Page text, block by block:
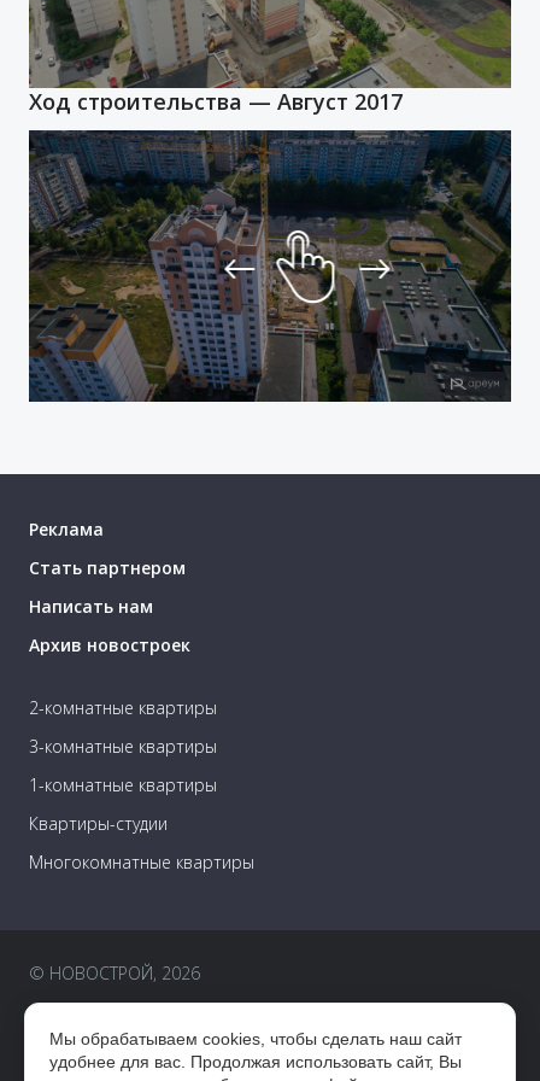
«Контакт» за Молодёжным парком. В квартирах
установлены домофоны, так что жильцы защищены от
проникновения в дом посторонних.
Cообщить о неточности в описании
Ход строительства — Август 2017
Реклама
Стать партнером
Написать нам
Архив новостроек
2-комнатные квартиры
3-комнатные квартиры
1-комнатные квартиры
Квартиры-студии
Многокомнатные квартиры
© НОВОСТРОЙ, 2026
Пользовательское соглашение
Правовая информация
Мы обрабатываем cookies, чтобы сделать наш сайт
удобнее для вас. Продолжая использовать сайт, Вы